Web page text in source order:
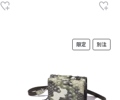
限定 別注